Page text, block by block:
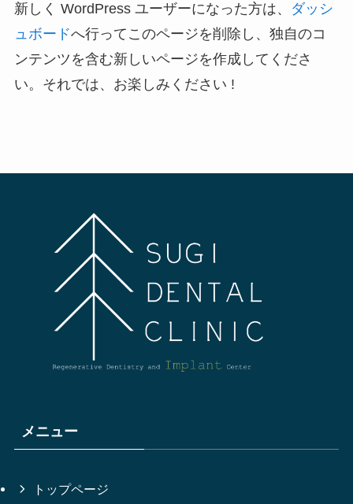
新しく WordPress ユーザーになった方は、
ダッシ
ュボードへ行ってこのページを削除し、独自のコ
ンテンツを含む新しいページを作成してくださ
い。それでは、お楽しみください !
メニュー
トップページ